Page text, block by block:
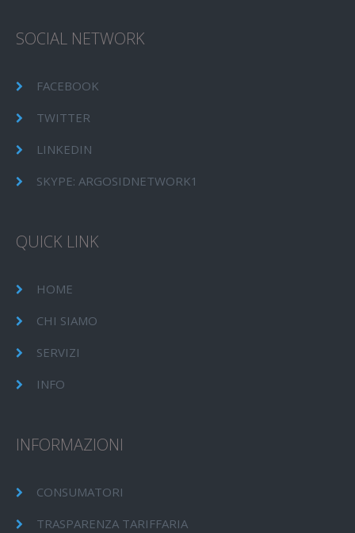
SOCIAL NETWORK
FACEBOOK
TWITTER
LINKEDIN
SKYPE: ARGOSIDNETWORK1
QUICK LINK
HOME
CHI SIAMO
SERVIZI
INFO
INFORMAZIONI
CONSUMATORI
TRASPARENZA TARIFFARIA